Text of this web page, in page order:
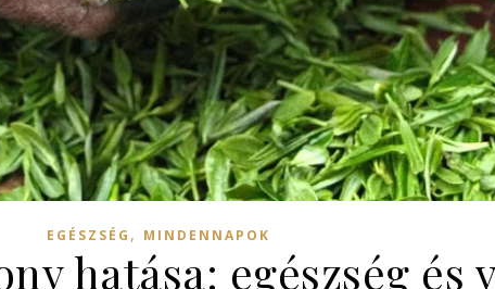
EGÉSZSÉG , MINDENNAPOK
hatása: egészség és